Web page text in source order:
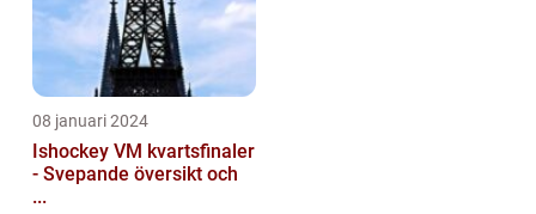
08 januari 2024
Ishockey VM kvartsfinaler
- Svepande översikt och
...